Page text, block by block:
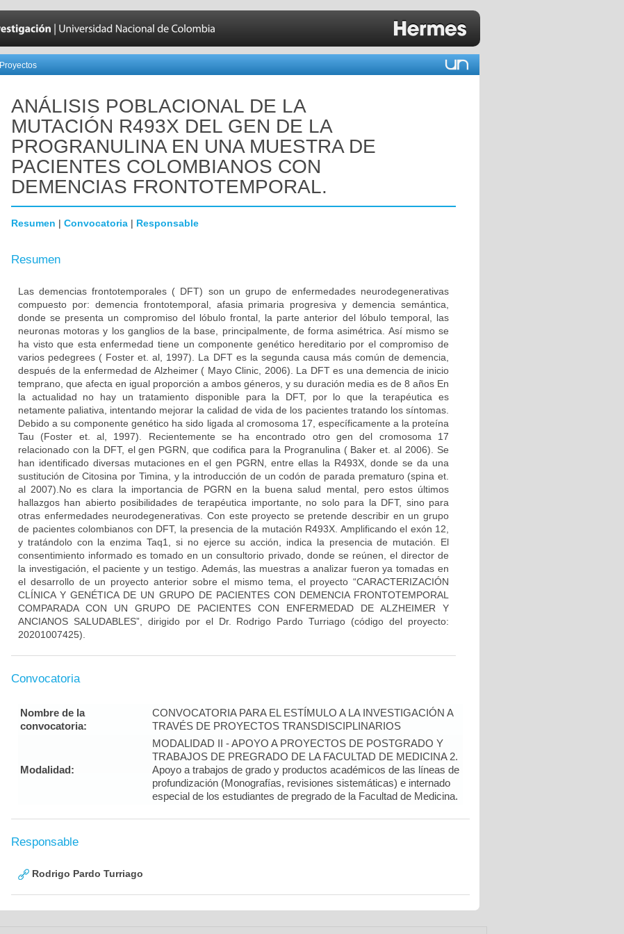
Proyectos
ANÁLISIS POBLACIONAL DE LA
MUTACIÓN R493X DEL GEN DE LA
PROGRANULINA EN UNA MUESTRA DE
PACIENTES COLOMBIANOS CON
DEMENCIAS FRONTOTEMPORAL.
Resumen | Convocatoria | Responsable
Resumen
Las demencias frontotemporales ( DFT) son un grupo de enfermedades neurodegenerativas
compuesto por: demencia frontotemporal, afasia primaria progresiva y demencia semántica,
donde se presenta un compromiso del lóbulo frontal, la parte anterior del lóbulo temporal, las
neuronas motoras y los ganglios de la base, principalmente, de forma asimétrica. Así mismo se
ha visto que esta enfermedad tiene un componente genético hereditario por el compromiso de
varios pedegrees ( Foster et. al, 1997). La DFT es la segunda causa más común de demencia,
después de la enfermedad de Alzheimer ( Mayo Clinic, 2006). La DFT es una demencia de inicio
temprano, que afecta en igual proporción a ambos géneros, y su duración media es de 8 años En
la actualidad no hay un tratamiento disponible para la DFT, por lo que la terapéutica es
netamente paliativa, intentando mejorar la calidad de vida de los pacientes tratando los síntomas.
Debido a su componente genético ha sido ligada al cromosoma 17, específicamente a la proteína
Tau (Foster et. al, 1997). Recientemente se ha encontrado otro gen del cromosoma 17
relacionado con la DFT, el gen PGRN, que codifica para la Progranulina ( Baker et. al 2006). Se
han identificado diversas mutaciones en el gen PGRN, entre ellas la R493X, donde se da una
sustitución de Citosina por Timina, y la introducción de un codón de parada prematuro (spina et.
al 2007).No es clara la importancia de PGRN en la buena salud mental, pero estos últimos
hallazgos han abierto posibilidades de terapéutica importante, no solo para la DFT, sino para
otras enfermedades neurodegenerativas. Con este proyecto se pretende describir en un grupo
de pacientes colombianos con DFT, la presencia de la mutación R493X. Amplificando el exón 12,
y tratándolo con la enzima Taq1, si no ejerce su acción, indica la presencia de mutación. El
consentimiento informado es tomado en un consultorio privado, donde se reúnen, el director de
la investigación, el paciente y un testigo. Además, las muestras a analizar fueron ya tomadas en
el desarrollo de un proyecto anterior sobre el mismo tema, el proyecto “CARACTERIZACIÓN
CLÍNICA Y GENÉTICA DE UN GRUPO DE PACIENTES CON DEMENCIA FRONTOTEMPORAL
COMPARADA CON UN GRUPO DE PACIENTES CON ENFERMEDAD DE ALZHEIMER Y
ANCIANOS SALUDABLES”, dirigido por el Dr. Rodrigo Pardo Turriago (código del proyecto:
20201007425).
Convocatoria
Nombre de la
convocatoria:
CONVOCATORIA PARA EL ESTÍMULO A LA INVESTIGACIÓN A
TRAVÉS DE PROYECTOS TRANSDISCIPLINARIOS
Modalidad:
MODALIDAD II - APOYO A PROYECTOS DE POSTGRADO Y
TRABAJOS DE PREGRADO DE LA FACULTAD DE MEDICINA 2.
Apoyo a trabajos de grado y productos académicos de las líneas de
profundización (Monografías, revisiones sistemáticas) e internado
especial de los estudiantes de pregrado de la Facultad de Medicina.
Responsable
Rodrigo Pardo Turriago